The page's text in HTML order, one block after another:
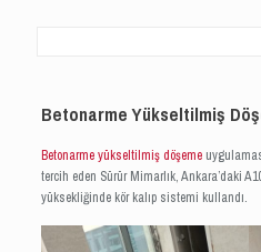
Betonarme Yükseltilmiş
Betonarme yükseltilmiş döşeme
tercih eden Sürür Mimarlık, Ankara’daki
yüksekliğinde kör kalıp sistemi kullandı.